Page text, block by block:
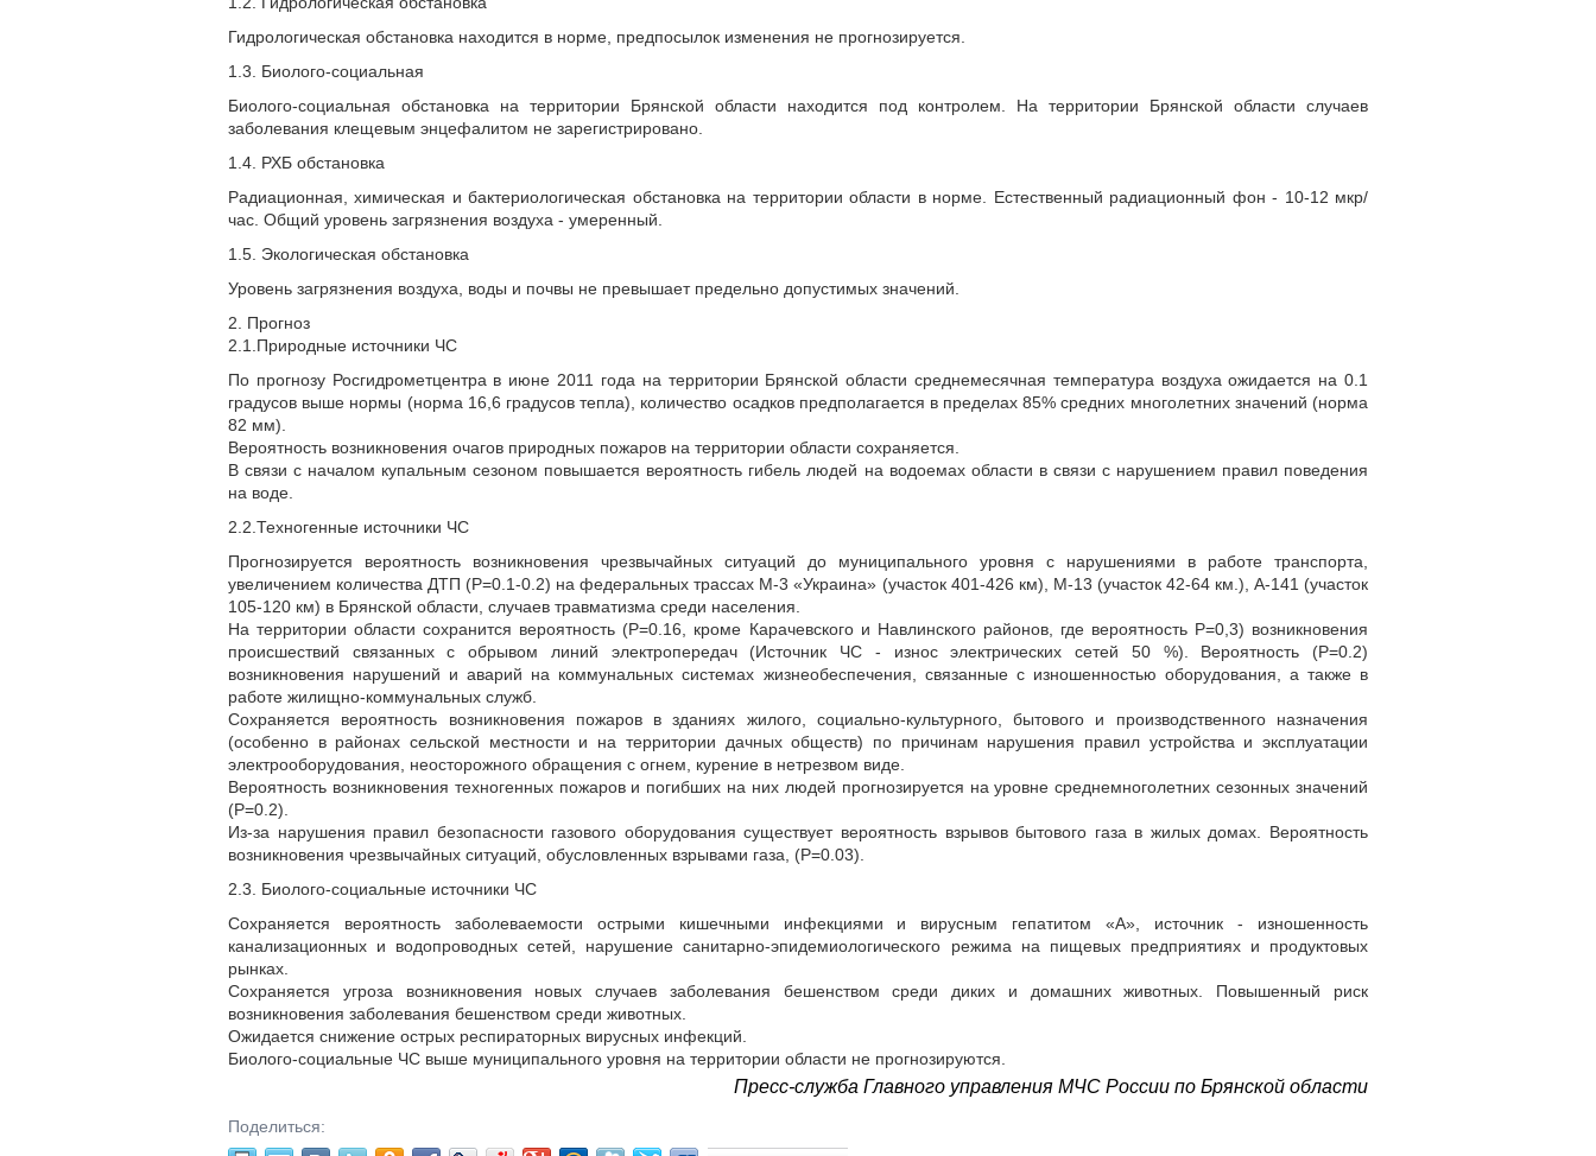
Гидрологическая обстановка находится в норме, предпосылок изменения не прогнозируется.
1.3. Биолого-социальная
Биолого-социальная обстановка на территории Брянской области находится под контролем. На территории Брянской области случаев
заболевания клещевым энцефалитом не зарегистрировано.
1.4. РХБ обстановка
Радиационная, химическая и бактериологическая обстановка на территории области в норме. Естественный радиационный фон - 10-12 мкр/
час. Общий уровень загрязнения воздуха - умеренный.
1.5. Экологическая обстановка
Уровень загрязнения воздуха, воды и почвы не превышает предельно допустимых значений.
2. Прогноз
2.1.Природные источники ЧС
По прогнозу Росгидрометцентра в июне 2011 года на территории Брянской области среднемесячная температура воздуха ожидается на 0.1
градусов выше нормы (норма 16,6 градусов тепла), количество осадков предполагается в пределах 85% средних многолетних значений (норма
82 мм).
Вероятность возникновения очагов природных пожаров на территории области сохраняется.
В связи с началом купальным сезоном повышается вероятность гибель людей на водоемах области в связи с нарушением правил поведения
на воде.
2.2.Техногенные источники ЧС
Прогнозируется вероятность возникновения чрезвычайных ситуаций до муниципального уровня с нарушениями в работе транспорта,
увеличением количества ДТП (Р=0.1-0.2) на федеральных трассах М-3 «Украина» (участок 401-426 км), М-13 (участок 42-64 км.), А-141 (участок
105-120 км) в Брянской области, случаев травматизма среди населения.
На территории области сохранится вероятность (Р=0.16, кроме Карачевского и Навлинского районов, где вероятность P=0,3) возникновения
происшествий связанных с обрывом линий электропередач (Источник ЧС - износ электрических сетей 50 %). Вероятность (Р=0.2)
возникновения нарушений и аварий на коммунальных системах жизнеобеспечения, связанные с изношенностью оборудования, а также в
работе жилищно-коммунальных служб.
Сохраняется вероятность возникновения пожаров в зданиях жилого, социально-культурного, бытового и производственного назначения
(особенно в районах сельской местности и на территории дачных обществ) по причинам нарушения правил устройства и эксплуатации
электрооборудования, неосторожного обращения с огнем, курение в нетрезвом виде.
Вероятность возникновения техногенных пожаров и погибших на них людей прогнозируется на уровне среднемноголетних сезонных значений
(Р=0.2).
Из-за нарушения правил безопасности газового оборудования существует вероятность взрывов бытового газа в жилых домах. Вероятность
возникновения чрезвычайных ситуаций, обусловленных взрывами газа, (Р=0.03).
2.3. Биолого-социальные источники ЧС
Сохраняется вероятность заболеваемости острыми кишечными инфекциями и вирусным гепатитом «А», источник - изношенность
канализационных и водопроводных сетей, нарушение санитарно-эпидемиологического режима на пищевых предприятиях и продуктовых
рынках.
Сохраняется угроза возникновения новых случаев заболевания бешенством среди диких и домашних животных. Повышенный риск
возникновения заболевания бешенством среди животных.
Ожидается снижение острых респираторных вирусных инфекций.
Биолого-социальные ЧС выше муниципального уровня на территории области не прогнозируются.
Пресс-служба Главного управления МЧС России по Брянской области
Поделиться: